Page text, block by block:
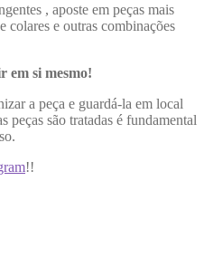
, aposte em peças mais
colares e outras combinações
em si mesmo!
a peça e guardá-la em local
peças são tratadas é fundamental
!!